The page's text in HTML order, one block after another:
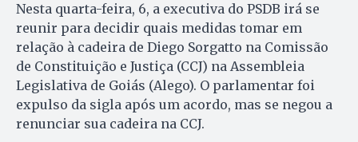
Nesta quarta-feira, 6, a executiva do PSDB irá se
reunir para decidir quais medidas tomar em
relação à cadeira de Diego Sorgatto na Comissão
de Constituição e Justiça (CCJ) na Assembleia
Legislativa de Goiás (Alego). O parlamentar foi
expulso da sigla após um acordo, mas se negou a
renunciar sua cadeira na CCJ.